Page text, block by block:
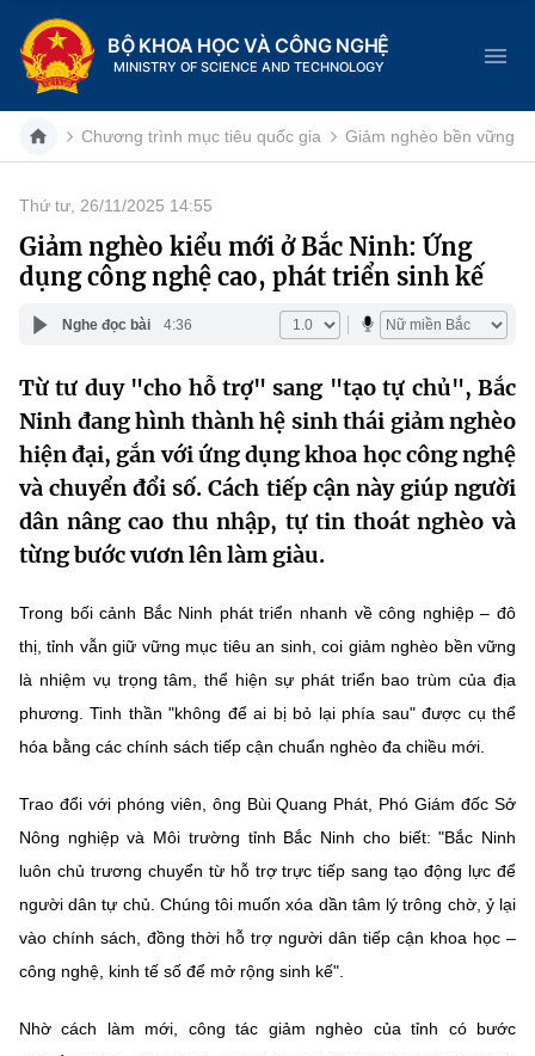
BỘ KHOA HỌC VÀ CÔNG NGHỆ
MINISTRY OF SCIENCE AND TECHNOLOGY
Danh mục
Trang chủ
Giới thiệu
Chức năng nhiệm vụ
Cơ cấu tổ chức
Lịch sử phát triển
Sở Khoa học và Công nghệ
Tin tức sự kiện
Khoa học và Công nghệ
Đổi mới sáng tạo
Chuyển đổi số
Bưu chính, Viễn thông
Sở hữu trí tuệ
Tiêu chuẩn, đo lường, chất lượng
Năng lượng nguyên tử
Tin tổng hợp
Dịch vụ công
Hệ thống văn bản
Văn bản QPPL
Văn bản chỉ đạo điều hành
Lấy ý kiến người dân về dự thảo VBQPPL
MST IOFFICE
THỐNG KÊ
Khoa học và Công nghệ
Bưu chính, Viễn thông
Sở hữu trí tuệ
Tiêu chuẩn, đo lường, chất lượng
Năng lượng nguyên tử
Multimedia
THƯ ĐIỆN TỬ
Infographic
Voice
Nhiệm vụ trọng tâm
Chương trình mục tiêu quốc gia Giảm nghèo bền vững
Thứ tư, 26/11/2025 14:55
Giảm nghèo kiểu mới ở Bắc Ninh: Ứng
dụng công nghệ cao, phát triển sinh kế
Nghe đọc bài 4:36
Từ tư duy "cho hỗ trợ" sang "tạo tự chủ", Bắc
Ninh đang hình thành hệ sinh thái giảm nghèo
hiện đại, gắn với ứng dụng khoa học công nghệ
và chuyển đổi số. Cách tiếp cận này giúp người
dân nâng cao thu nhập, tự tin thoát nghèo và
từng bước vươn lên làm giàu.
Trong bối cảnh Bắc Ninh phát triển nhanh về công nghiệp – đô
thị, tỉnh vẫn giữ vững mục tiêu an sinh, coi giảm nghèo bền vững
là nhiệm vụ trọng tâm, thể hiện sự phát triển bao trùm của địa
phương. Tinh thần "không để ai bị bỏ lại phía sau" được cụ thể
hóa bằng các chính sách tiếp cận chuẩn nghèo đa chiều mới.
Trao đổi với phóng viên, ông Bùi Quang Phát, Phó Giám đốc Sở
Nông nghiệp và Môi trường tỉnh Bắc Ninh cho biết: "Bắc Ninh
luôn chủ trương chuyển từ hỗ trợ trực tiếp sang tạo động lực để
người dân tự chủ. Chúng tôi muốn xóa dần tâm lý trông chờ, ỷ lại
vào chính sách, đồng thời hỗ trợ người dân tiếp cận khoa học –
công nghệ, kinh tế số để mở rộng sinh kế".
Nhờ cách làm mới, công tác giảm nghèo của tỉnh có bước